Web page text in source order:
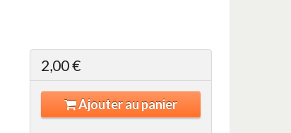
2,00 €
Ajouter au panier